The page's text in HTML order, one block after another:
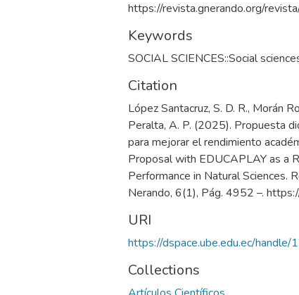
https://revista.gnerando.org/
Keywords
SOCIAL SCIENCES::Social
Citation
López Santacruz, S. D. R., Morán
Peralta, A. P. (2025). Propuesta
para mejorar el rendimiento
Proposal with EDUCAPLAY as a
Performance in Natural Sciences.
Nerando, 6(1), Pág. 4952 –.
URI
https://dspace.ube.edu.ec/
Collections